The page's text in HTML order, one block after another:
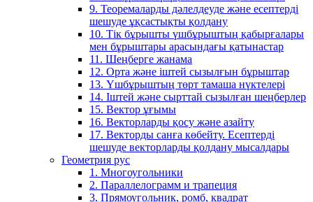
9. Теоремаларды дәлелдеуде және есептерді
шешуде ұқсастықты қолдану
10. Тік бұрышты үшбұрыштың қабырғалары
мен бұрыштары арасындағы қатынастар
11. Шеңберге жанама
12. Орта және іштей сызылғын бұрыштар
13. Үшбұрыштың төрт тамаша нүктелері
14. Іштей және сырттай сызылған шеңберлер
15. Вектор ұғымы
16. Векторларды қосу және азайту
17. Векторды санға көбейту. Есептерді
шешуде векторларды қолдану мысалдары
Геометрия рус
1. Многоугольники
2. Параллелограмм и трапеция
3. Прямоугольник, ромб, квадрат